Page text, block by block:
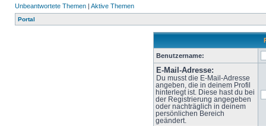
Unbeantwortete Themen | Aktive Themen
Portal
Benutzername:
E-Mail-Adresse:
Du musst die E-Mail-Adresse
angeben, die in deinem Profil
hinterlegt ist. Diese hast du bei
der Registrierung angegeben
oder nachträglich in deinem
persönlichen Bereich
geändert.